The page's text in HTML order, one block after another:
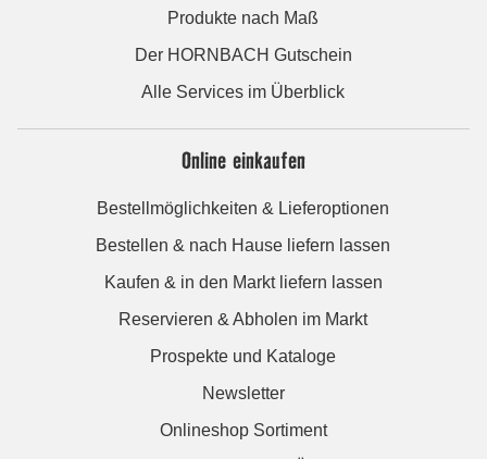
Produkte nach Maß
Der HORNBACH Gutschein
Alle Services im Überblick
Online einkaufen
Bestellmöglichkeiten & Lieferoptionen
Bestellen & nach Hause liefern lassen
Kaufen & in den Markt liefern lassen
Reservieren & Abholen im Markt
Prospekte und Kataloge
Newsletter
Onlineshop Sortiment